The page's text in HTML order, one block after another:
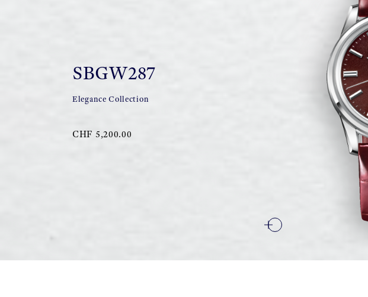
SBGW287
Elegance Collection
CHF 5,200.00